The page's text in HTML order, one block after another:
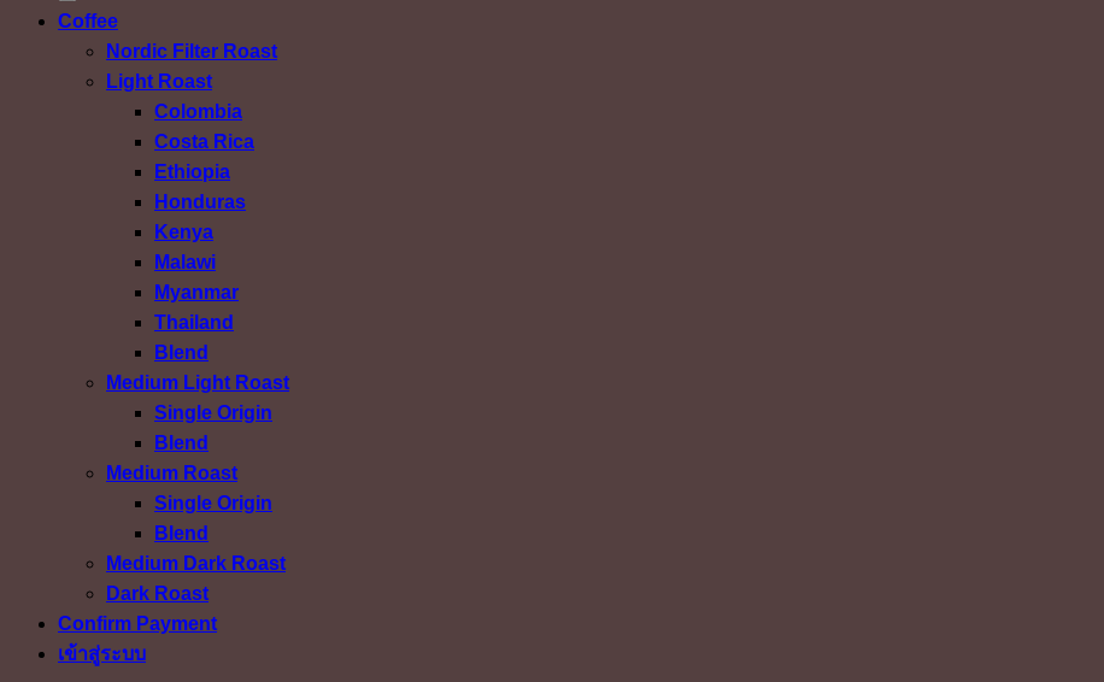
Coffee
Nordic Filter Roast
Light Roast
Colombia
Costa Rica
Ethiopia
Honduras
Kenya
Malawi
Myanmar
Thailand
Blend
Medium Light Roast
Single Origin
Blend
Medium Roast
Single Origin
Blend
Medium Dark Roast
Dark Roast
Confirm Payment
เข้าสู่ระบบ